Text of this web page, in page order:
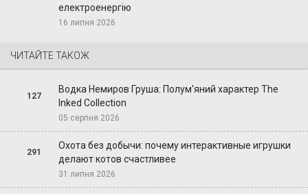
електроенергію
16 липня 2026
ЧИТАЙТЕ ТАКОЖ
127
Водка Немиров Груша: Полум'яний характер The
Inked Collection
05 серпня 2026
291
Охота без добычи: почему интерактивные игрушки
делают котов счастливее
31 липня 2026